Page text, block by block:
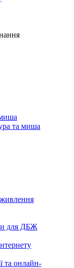
та миша
для ДБЖ
та онлайн-